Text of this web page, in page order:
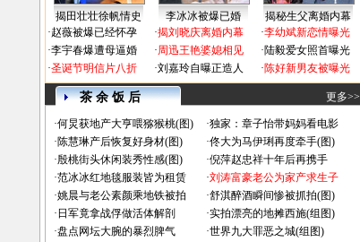
揭田壮壮徐帆情史 李冰冰被爆已婚
揭秘生父离婚内幕
·赵薇被爆已经怀孕
·李宇春爆遭母逼婚
·圣诞节明信片八折
·揭刘晓庆离婚内幕
·周迅王艳婆媳相见
·刘嘉玲自曝正造人
·李幼斌新恋情曝光
·陆毅爱女照首曝光
·陈好新男友被曝光
茶 余 饭 后 更多>>
·何炅获地产大亨喂猕猴桃(图) ·独家：章子怡带妈妈看电影
·陈慧琳产后恢复好身材(图) ·佟大为马伊琍再度牵手(图)
·殷桃街头休闲装秀性感(图) ·倪萍赵忠祥十年后再携手
·范冰冰红地毯服装皆为租赁 ·刘涛富豪老公为家产求生子
·姚晨与老公素颜乘地铁被拍 ·舒淇醉酒瞬间惨被抓拍(图)
· 日军竟拿战俘做活体解剖 ·实拍漂亮的地摊西施(组图)
·盘点网坛大腕的暴烈脾气 ·世界九大罪恶之城(组图)